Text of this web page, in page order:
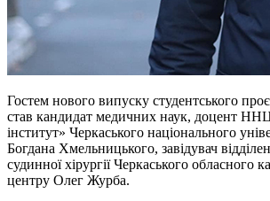
Гостем нового випуску студентського
став кандидат медичних наук, доцент
інститут» Черкаського національного
Богдана Хмельницького, завідувач
судинної хірургії Черкаського обласного
центру Олег Журба.